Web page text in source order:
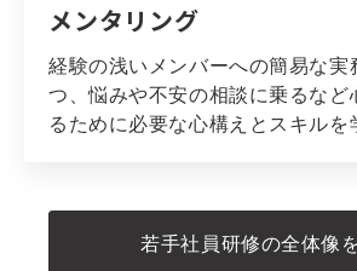
メンタリング
経験の浅いメンバーへの簡易な実
つ、悩みや不安の相談に乗るなど
るために必要な心構えとスキルを
若手社員研修の全体像